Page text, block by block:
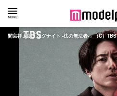
間宮祥太朗「イグナイト -法の無法者-」（C）TBS